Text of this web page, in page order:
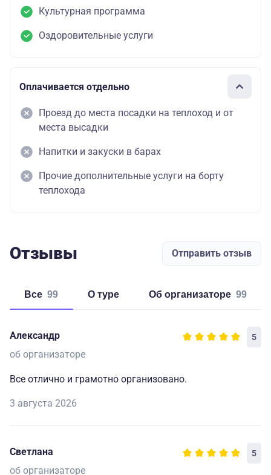
Культурная программа
Оздоровительные услуги
Оплачивается отдельно
Проезд до места посадки на теплоход и от
места высадки
Напитки и закуски в барах
Прочие дополнительные услуги на борту
теплохода
Отзывы Отправить отзыв
Все 99 о туре об организаторе 99
Александр 5
об организаторе
Все отлично и грамотно организовано.
3 августа 2026
Светлана 5
об организаторе